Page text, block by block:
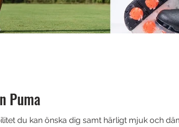
Puma
du kan önska dig samt härligt mjuk och